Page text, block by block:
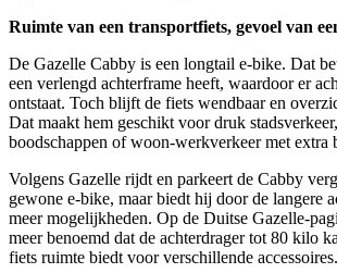
Ruimte van een transportfiets, gevoel van
De Gazelle Cabby is een longtail e-bike. Dat
een verlengd achterframe heeft, waardoor er
ontstaat. Toch blijft de fiets wendbaar en
Dat maakt hem geschikt voor druk
boodschappen of woon-werkverkeer met extra
Volgens Gazelle rijdt en parkeert de Cabby
gewone e-bike, maar biedt hij door de langere
meer mogelijkheden. Op de Duitse Gazelle-
meer benoemd dat de achterdrager tot 80 kilo
fiets ruimte biedt voor verschillende accessoires.